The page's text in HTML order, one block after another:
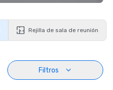
Rejilla de sala de reunión
Filtros